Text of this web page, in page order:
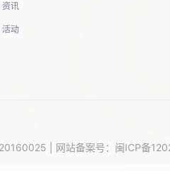
资讯
活动
| 网站备案号： 闽ICP备